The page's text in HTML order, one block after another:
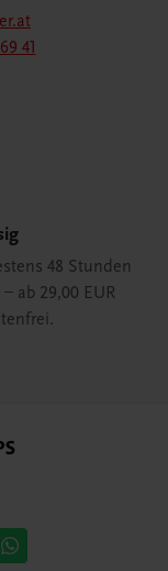
41
48 Stunden
ab 29,00 EUR